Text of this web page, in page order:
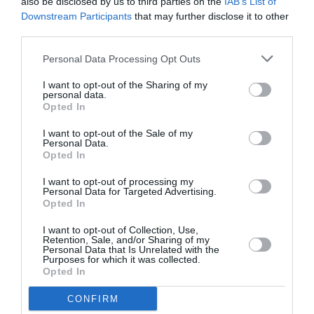
Downstream Participants that may further disclose it to other
Personal Data Processing Opt Outs
I want to opt-out of the Sharing of my
personal data.
Opted In
I want to opt-out of the Sale of my
Personal Data.
Opted In
I want to opt-out of processing my
Personal Data for Targeted Advertising.
Opted In
I want to opt-out of Collection, Use,
Retention, Sale, and/or Sharing of my
Personal Data that Is Unrelated with the
Purposes for which it was collected.
Opted In
CONFIRM
Tags
ΓΚΑΛΕΡΙ ΤΕΧΝΗΣ - ΑΙΘΟΥΣΕΣ ΤΕΧΝΗΣ
ΔΩΡΕΑΝ ΕΚΔΗΛΩΣΕΙΣ
ΕΙΚΑΣΤΙΚΕΣ ΕΚΘΕΣΕΙΣ
ΖΩΓΡΑΦΙΚΗ
Newsletter
την Τέχνη και τον Πολιτισμό!